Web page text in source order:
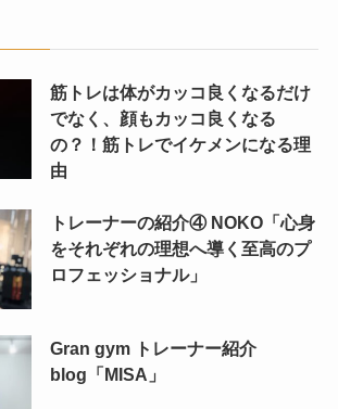
筋トレは体がカッコ良くなるだけ
でなく、顔もカッコ良くなる
の？！筋トレでイケメンになる理
由
トレーナーの紹介④ NOKO「心身
をそれぞれの理想へ導く至高のプ
ロフェッショナル」
Gran gym トレーナー紹介
blog「MISA」